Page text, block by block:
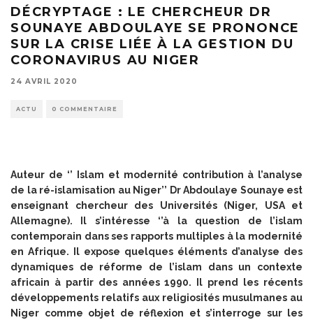
DÉCRYPTAGE : LE CHERCHEUR DR
SOUNAYE ABDOULAYE SE PRONONCE
SUR LA CRISE LIÉE À LA GESTION DU
CORONAVIRUS AU NIGER
24 AVRIL 2020
ACTU 0 COMMENTAIRE
Auteur de ‘’
Islam et modernité contribution à l’analyse
de la ré-islamisation au Niger’’ Dr Abdoulaye Sounaye est
enseignant chercheur des Universités (Niger, USA et
Allemagne). Il s’intéresse ‘’à la question de l’islam
contemporain dans ses rapports multiples à la modernité
en Afrique. Il expose quelques éléments d’analyse des
dynamiques de réforme de l’islam dans un contexte
africain à partir des années 1990. Il prend les récents
développements relatifs aux religiosités musulmanes au
Niger comme objet de réflexion et s’interroge sur les